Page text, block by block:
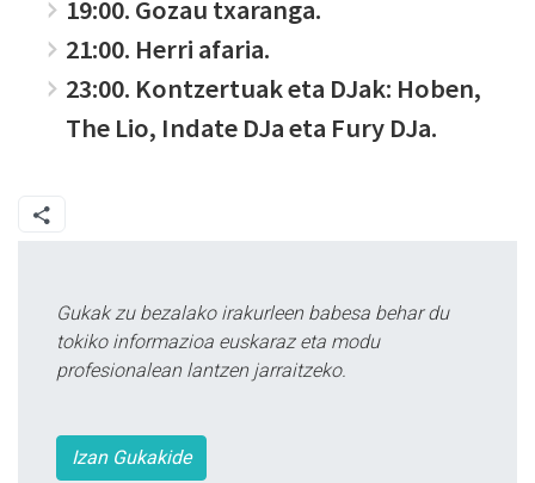
19:00. Gozau txaranga.
21:00. Herri afaria.
23:00. Kontzertuak eta DJak: Hoben,
The Lio, Indate DJa eta Fury DJa.
Gukak zu bezalako irakurleen babesa behar du
tokiko informazioa euskaraz eta modu
profesionalean lantzen jarraitzeko.
Izan Gukakide